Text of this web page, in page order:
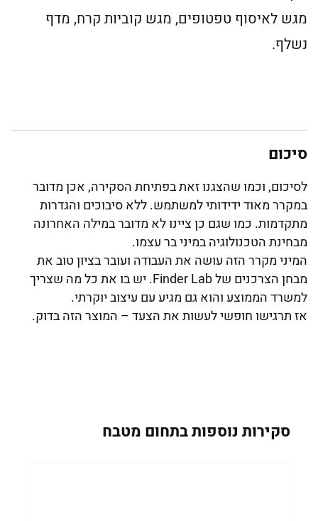
מגש לאיסוף טפטופים, מגש קוביות קרח, מדף
נשלף.
סיכום
לסיכום, וכמו שהצגנו זאת בפתיחת הסקירה, אכן מדובר
במקרר מאוד ידידותי למשתמש. ללא סיבוכים והגדרות
מתקדמות. כמו שגם כן ציינו לא מדובר במילה האחרונה
מבחינת הטכנולוגיה במיני בר עצמו.
המיני מקרר הזה עושה את העבודה ועובר בציון טוב את
מבחן הצרכנים של Finder Lab. יש בו את כל מה שצריך
למשרד הממוצע והוא גם מגיע עם עיצוב יוקרתי.
אז תרגישו חופשי לעשות את הצעד – המוצר הזה בדוק.
סקירות נוספות בתחום מטבח